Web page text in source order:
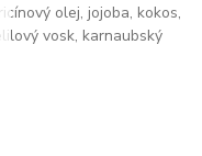
olej, jojoba, kokos,
vosk, karnaubský